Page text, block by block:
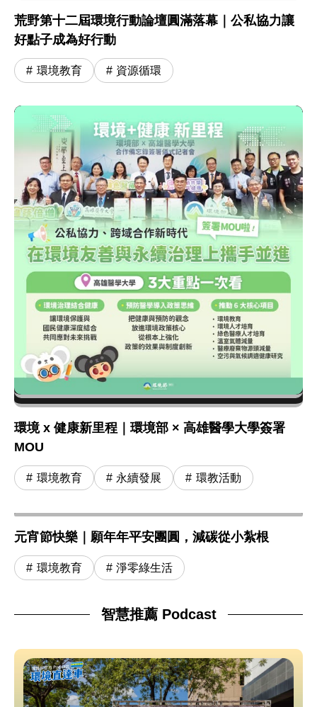
荒野第十二屆環境行動論壇圓滿落幕｜公私協力讓
好點子成為好行動
環境教育 資源循環
環境 x 健康新里程｜環境部 × 高雄醫學大學簽署
MOU
環境教育 永續發展 環教活動
元宵節快樂｜願年年平安團圓，減碳從小紮根
環境教育 淨零綠生活
智慧推薦 Podcast